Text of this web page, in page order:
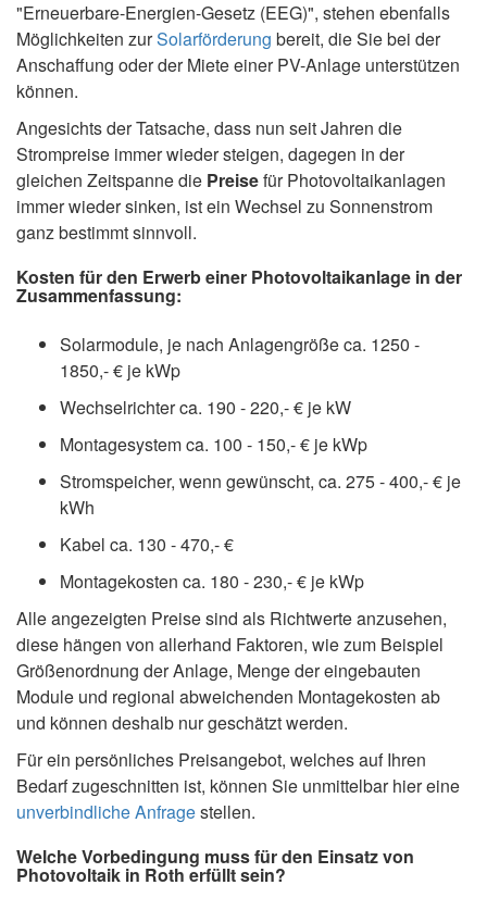
"Erneuerbare-Energien-Gesetz (EEG)", stehen ebenfalls
Möglichkeiten zurSolarförderung bereit, die Sie bei der
Anschaffung oder der Miete einer PV-Anlage unterstützen
können.
Angesichts der Tatsache, dass nun seit Jahren die
Strompreise immer wieder steigen, dagegen in der
gleichen Zeitspanne die Preisefür Photovoltaikanlagen
immer wieder sinken, ist ein Wechsel zu Sonnenstrom
ganz bestimmt sinnvoll.
Kosten für den Erwerb einer Photovoltaikanlage in der
Zusammenfassung:
Solarmodule, je nach Anlagengröße ca. 1250 -
1850,- € je kWp
Wechselrichter ca. 190 - 220,- € je kW
Montagesystem ca. 100 - 150,- € je kWp
Stromspeicher, wenn gewünscht, ca. 275 - 400,- € je
kWh
Kabel ca. 130 - 470,- €
Montagekosten ca. 180 - 230,- € je kWp
Alle angezeigten Preise sind als Richtwerte anzusehen,
diese hängen von allerhand Faktoren, wie zum Beispiel
Größenordnung der Anlage, Menge der eingebauten
Module und regional abweichenden Montagekosten ab
und können deshalb nur geschätzt werden.
Für ein persönliches Preisangebot, welches auf Ihren
Bedarf zugeschnitten ist, können Sie unmittelbar hier eine
unverbindliche Anfragestellen.
Welche Vorbedingung muss für den Einsatz von
Photovoltaik in Roth erfüllt sein?